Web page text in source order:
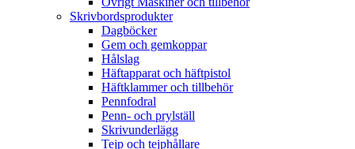
Skrivbordsprodukter
Dagböcker
Gem och gemkoppar
Hålslag
Häftapparat och häftpistol
Häftklammer och tillbehör
Pennfodral
Penn- och prylställ
Skrivunderlägg
Tejp och tejphållare